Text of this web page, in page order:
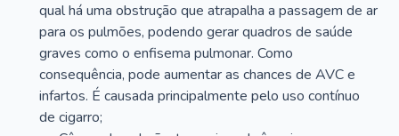
qual há uma obstrução que atrapalha a passagem de ar
para os pulmões, podendo gerar quadros de saúde
graves como o enfisema pulmonar. Como
consequência, pode aumentar as chances de AVC e
infartos. É causada principalmente pelo uso contínuo
de cigarro;